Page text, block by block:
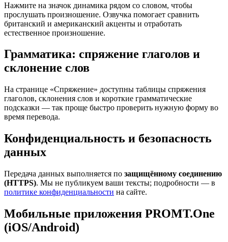
Нажмите на значок динамика рядом со словом, чтобы
прослушать произношение. Озвучка помогает сравнить
британский и американский акценты и отработать
естественное произношение.
Грамматика: спряжение глаголов и
склонение слов
На странице «Спряжение» доступны таблицы спряжения
глаголов, склонения слов и короткие грамматические
подсказки — так проще быстро проверить нужную форму во
время перевода.
Конфиденциальность и безопасность
данных
Передача данных выполняется по защищённому соединению
(HTTPS). Мы не публикуем ваши тексты; подробности — в
политике конфиденциальности на сайте.
Мобильные приложения PROMT.One
(iOS/Android)